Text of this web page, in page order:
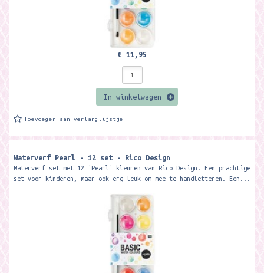
€ 11,95
In winkelwagen
Toevoegen aan verlanglijstje
Waterverf Pearl - 12 set - Rico Design
Waterverf set met 12 'Pearl' kleuren van Rico Design. Een prachtige
set voor kinderen, maar ook erg leuk om mee te handletteren. Een...